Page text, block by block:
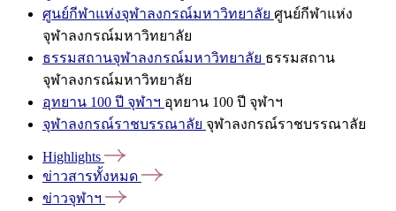
ศูนย์กีฬาแห่งจุฬาลงกรณ์มหาวิทยาลัย ศูนย์กีฬาแห่ง
จุฬาลงกรณ์มหาวิทยาลัย
ธรรมสถานจุฬาลงกรณ์มหาวิทยาลัย ธรรมสถาน
จุฬาลงกรณ์มหาวิทยาลัย
อุทยาน 100 ปี จุฬาฯ อุทยาน 100 ปี จุฬาฯ
จุฬาลงกรณ์ราชบรรณาลัย จุฬาลงกรณ์ราชบรรณาลัย
Highlights
ข่าวสารทั้งหมด
ข่าวจุฬาฯ